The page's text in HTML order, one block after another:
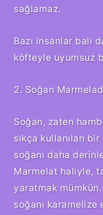
sağlamaz.
Bazı insanlar balı
köfteyle uyumsuz
2. Soğan
Soğan, zaten
sıkça kullanılan
soğanı daha
Marmelat haliyle,
yaratmak
soğanı